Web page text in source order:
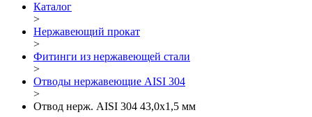
Каталог
>
Нержавеющий прокат
>
Фитинги из нержавеющей стали
>
Отводы нержавеющие AISI 304
>
Отвод нерж. AISI 304 43,0х1,5 мм